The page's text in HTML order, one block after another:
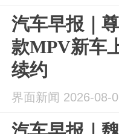
汽车早报｜
款MPV新车
续约
界面新闻 2026-08-